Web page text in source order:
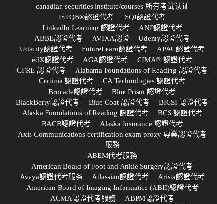
canadian securities institute/courses 所有考试认证
ISTQB®認證代考
iSQI認證代考
LinkedIn Learning 認證代考
ANP認證代考
ABBE認證代考
AVIXA認證
Udemy認證代考
Udacity認證代考
FutureLearn認證代考
APAC認證代考
edX認證代考
AGA認證代考
CIMA® 認證代考
CFRE 認證代考
Alabama Foundations of Reading 認證代考
Certinia 認證代考
CA Technologies 認證代考
Brocade認證代考
Blue Prism 認證代考
BlackBerry認證代考
Blue Coat 認證代考
BICSI 認證代考
Alaska Foundations of Reading 認證代考
BCS 認證代考
BACB認證代考
Alaska Insurance 認證代考
Axis Communications certification exam proxy 專業認證代考
服務
ABEM代考服務
American Board of Foot and Ankle Surgery認證代考
Avaya認證代考服务
Atlassian認證代考
Arista認證代考
American Board of Imaging Informatics (ABII)認證代考
ACMA認證代考服務
ABPM認證代考